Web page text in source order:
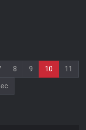
8 9 10
11